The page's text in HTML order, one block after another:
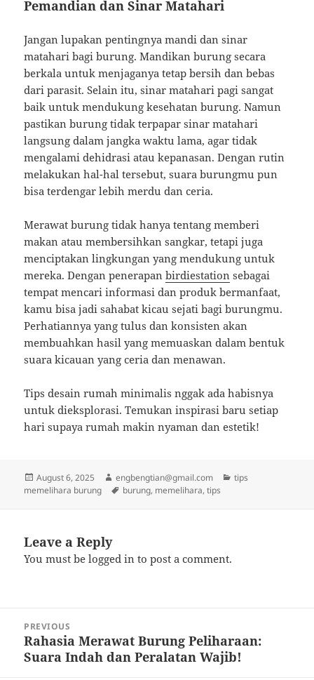
Pemandian dan Sinar Matahari
Jangan lupakan pentingnya mandi dan sinar
matahari bagi burung. Mandikan burung secara
berkala untuk menjaganya tetap bersih dan bebas
dari parasit. Selain itu, sinar matahari pagi sangat
baik untuk mendukung kesehatan burung. Namun
pastikan burung tidak terpapar sinar matahari
langsung dalam jangka waktu lama, agar tidak
mengalami dehidrasi atau kepanasan. Dengan rutin
melakukan hal-hal tersebut, suara burungmu pun
bisa terdengar lebih merdu dan ceria.
Merawat burung tidak hanya tentang memberi
makan atau membersihkan sangkar, tetapi juga
menciptakan lingkungan yang mendukung untuk
mereka. Dengan penerapanbirdiestation sebagai
tempat mencari informasi dan produk bermanfaat,
kamu bisa jadi sahabat kicau sejati bagi burungmu.
Perhatiannya yang tulus dan konsisten akan
membuahkan hasil yang memuaskan dalam bentuk
suara kicauan yang ceria dan menawan.
Tips desain rumah minimalis nggak ada habisnya
untuk dieksplorasi. Temukan inspirasi baru setiap
hari supaya rumah makin nyaman dan estetik!
Posted
on
August 6, 2025 Author
engbengtian@gmail.com Categories
tips
memelihara burung
Tags
burung, memelihara,tips
Leave a Reply
You must belogged in to post a comment.
navigation
PREVIOUS
Previous
post:
Rahasia Merawat Burung Peliharaan:
Suara Indah dan Peralatan Wajib!